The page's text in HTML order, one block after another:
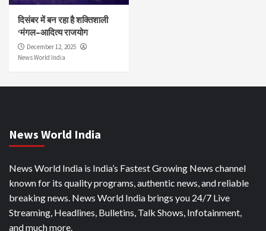
दिसंबर में बन रहा है शक्तिशाली
‘मंगल–आदित्य राजयोग
December 12, 2025
News World India
News World India
News World India is India’s Fastest Growing News channel
known for its quality programs, authentic news, and reliable
breaking news. News World India brings you 24/7 Live
Streaming, Headlines, Bulletins, Talk Shows, Infotainment,
and much more.